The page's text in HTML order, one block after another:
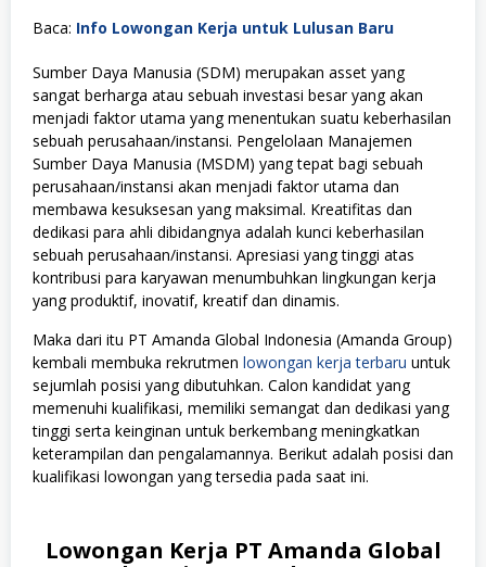
Baca: Info Lowongan Kerja untuk Lulusan Baru
Sumber Daya Manusia (SDM) merupakan asset yang
sangat berharga atau sebuah investasi besar yang akan
menjadi faktor utama yang menentukan suatu keberhasilan
sebuah perusahaan/instansi. Pengelolaan Manajemen
Sumber Daya Manusia (MSDM) yang tepat bagi sebuah
perusahaan/instansi akan menjadi faktor utama dan
membawa kesuksesan yang maksimal. Kreatifitas dan
dedikasi para ahli dibidangnya adalah kunci keberhasilan
sebuah perusahaan/instansi. Apresiasi yang tinggi atas
kontribusi para karyawan menumbuhkan lingkungan kerja
yang produktif, inovatif, kreatif dan dinamis.
Maka dari itu PT Amanda Global Indonesia (Amanda Group)
kembali membuka rekrutmen lowongan kerja terbaru untuk
sejumlah posisi yang dibutuhkan. Calon kandidat yang
memenuhi kualifikasi, memiliki semangat dan dedikasi yang
tinggi serta keinginan untuk berkembang meningkatkan
keterampilan dan pengalamannya. Berikut adalah posisi dan
kualifikasi lowongan yang tersedia pada saat ini.
Lowongan Kerja PT Amanda Global